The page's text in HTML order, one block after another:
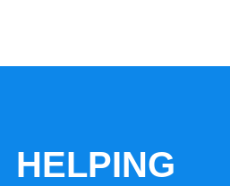
HELPING